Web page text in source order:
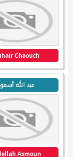
Chaouch
عبد الله
Asmoun